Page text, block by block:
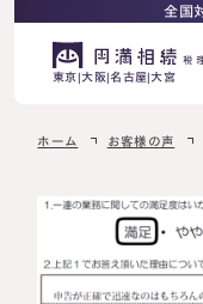
全国
東京 大阪 名古屋 大宮
相続ロードマップ
はじめての方へ
サービス紹介
相続が発生した
ホーム お客様の声